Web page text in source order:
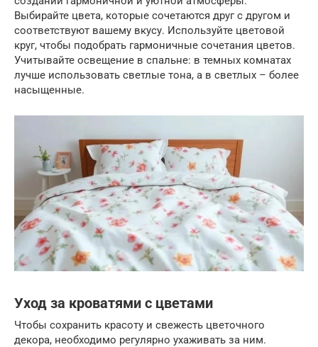
Выбирайте цвета, которые сочетаются друг с другом и
соответствуют вашему вкусу. Используйте цветовой
круг, чтобы подобрать гармоничные сочетания цветов.
Учитывайте освещение в спальне: в темных комнатах
лучше использовать светлые тона, а в светлых – более
насыщенные.
Уход за кроватями с цветами
Чтобы сохранить красоту и свежесть цветочного
декора, необходимо регулярно ухаживать за ним.